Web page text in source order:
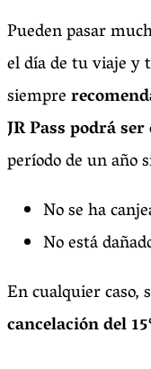
Pueden pasar
el día de tu viaje y
siempre
JR Passpodrá ser
período de un año
No se ha
No está
En cualquier caso,
cancelación del